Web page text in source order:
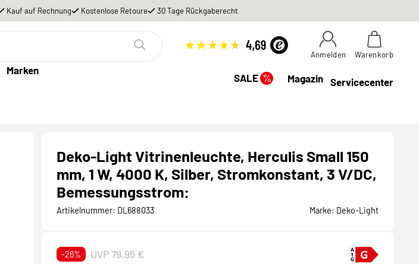
Kauf auf Rechnung Kostenlose Retoure 30 Tage Rückgaberecht
Anmelden Warenkorb
Marken
SALE% Magazin Servicecenter
Deko-Light Vitrinenleuchte, Herculis Small 150
mm, 1 W, 4000 K, Silber, Stromkonstant, 3 V/DC,
Bemessungsstrom:
Artikelnummer: DL688033 Marke: Deko-Light
-26% UVP 79,95 €